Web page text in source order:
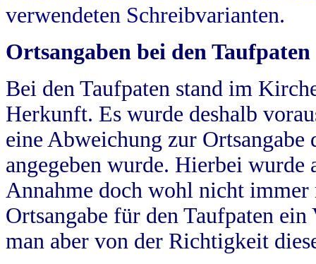
verwendeten Schreibvarianten.
Ortsangaben bei den Taufpaten
Bei den Taufpaten stand im
Herkunft. Es wurde deshalb
eine Abweichung zur
angegeben wurde. Hierbei wurde
Annahme doch wohl nicht
Ortsangabe für den Taufpaten
man aber von der Richtigkeit